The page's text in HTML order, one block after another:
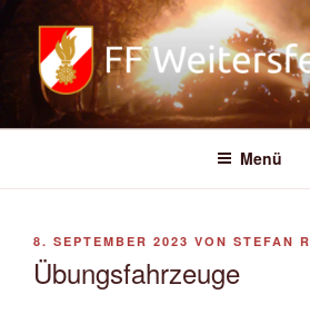
springen
FREIWILLIGE
WEITERSFELDMenü
VERÖFFENTLICHT
AM
8. SEPTEMBER 2023 VON STEFAN
Übungsfahrzeuge